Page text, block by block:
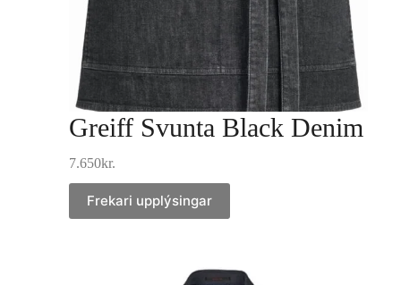
Greiff Svunta Black Denim
7.650kr.
Frekari upplýsingar